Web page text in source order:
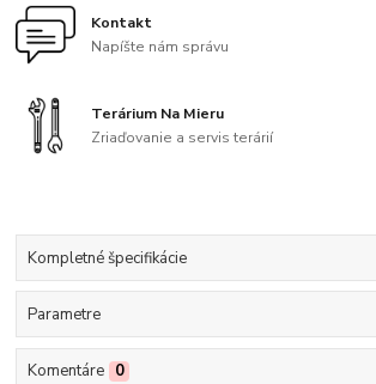
Kontakt
Napíšte nám správu
Terárium Na Mieru
Zriaďovanie a servis terárií
Kompletné špecifikácie
Parametre
Komentáre 0